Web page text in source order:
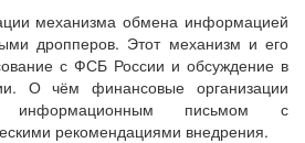
механизма обмена информацией
дропперов. Этот механизм и его
с ФСБ России и обсуждение в
О чём финансовые организации
информационным письмом с
рекомендациями внедрения.